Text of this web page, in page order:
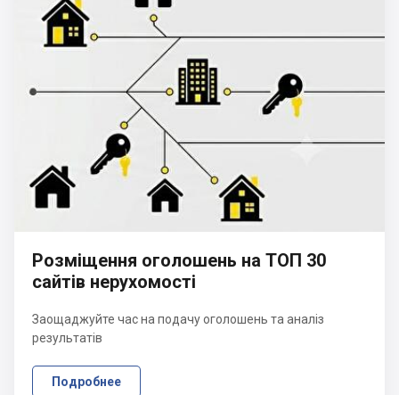
Розміщення оголошень на ТОП 30
сайтів нерухомості
Заощаджуйте час на подачу оголошень та аналіз
результатів
Подробнее